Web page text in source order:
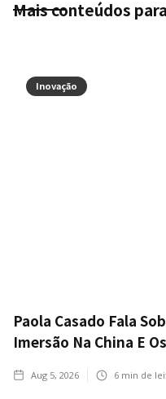
Mais conteúdos
Inovação
Paola Casado Fala
Imersão Na China E
Aug 5, 2026 6 min de